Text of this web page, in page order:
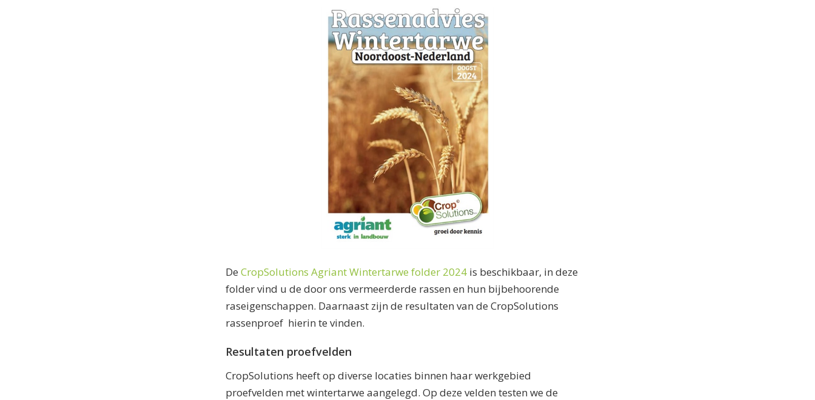
De CropSolutions Agriant Wintertarwe folder 2024 is beschikbaar, in deze
folder vind u de door ons vermeerderde rassen en hun bijbehoorende
raseigenschappen. Daarnaast zijn de resultaten van de CropSolutions
rassenproef hierin te vinden.
Resultaten proefvelden
CropSolutions heeft op diverse locaties binnen haar werkgebied
proefvelden met wintertarwe aangelegd. Op deze velden testen we de